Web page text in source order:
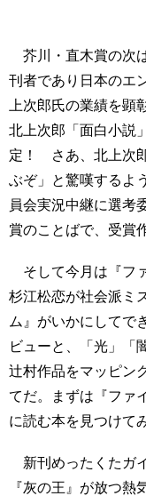
芥川・直木賞の次
刊者であり日本のエ
上次郎氏の業績を顕
北上次郎「面白小説
定！ さあ、北上次
ぶぞ」と驚嘆するよ
員会実況中継に選考
賞のことばで、受賞
そして今月は『フ
杉江松恋が社会派ミ
ム』がいかにしてで
ビューと、「光」「
辻村作品をマッピン
てだ。まずは『ファ
に読む本を見つけて
新刊めったくたガ
『灰の王』が放つ